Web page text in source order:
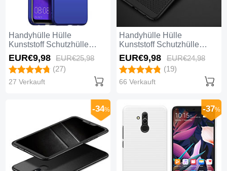
Handyhülle Hülle
Kunststoff Schutzhülle
Tasche Matt G01 für
Huawei Mate 20 Lite Blau
EUR€9,98 EUR€25,98
(27)
27 Verkauft
Handyhülle Hülle
Kunststoff Schutzhülle
Punkte Loch Tasche für
Huawei Mate 20 Lite
Schwarz
EUR€9,98 EUR€24,98
(19)
66 Verkauft
-34% -37%